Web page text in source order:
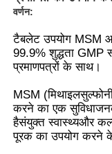
वर्णन:
टैबलेट उपयोग MSM
99.9% शुद्धता GMP
प्रमाणपत्रों के साथ।
MSM
करने का एक
हैसंयुक्त स्वास्थ्यऔर
पूरक का उपयोग करने के